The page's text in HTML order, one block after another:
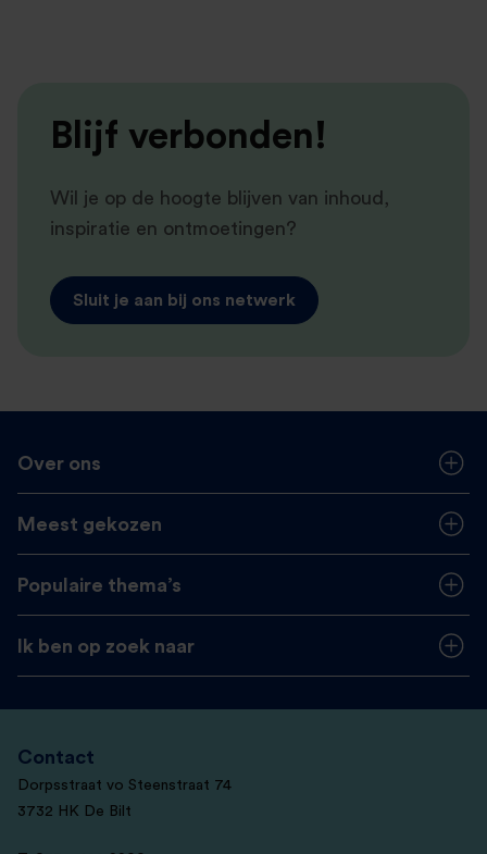
Blijf verbonden!
Wil je op de hoogte blijven van inhoud,
inspiratie en ontmoetingen?
Sluit je aan bij ons netwerk
Over ons
Meest gekozen
Populaire thema’s
Ik ben op zoek naar
Contact
Dorpsstraat vo Steenstraat 74
3732 HK De Bilt